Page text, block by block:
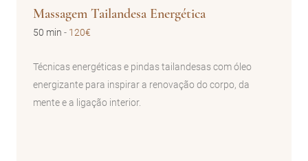
Massagem Tailandesa Energética
50 min - 120€
Técnicas energéticas e pindas tailandesas com óleo
energizante para inspirar a renovação do corpo, da
mente e a ligação interior.